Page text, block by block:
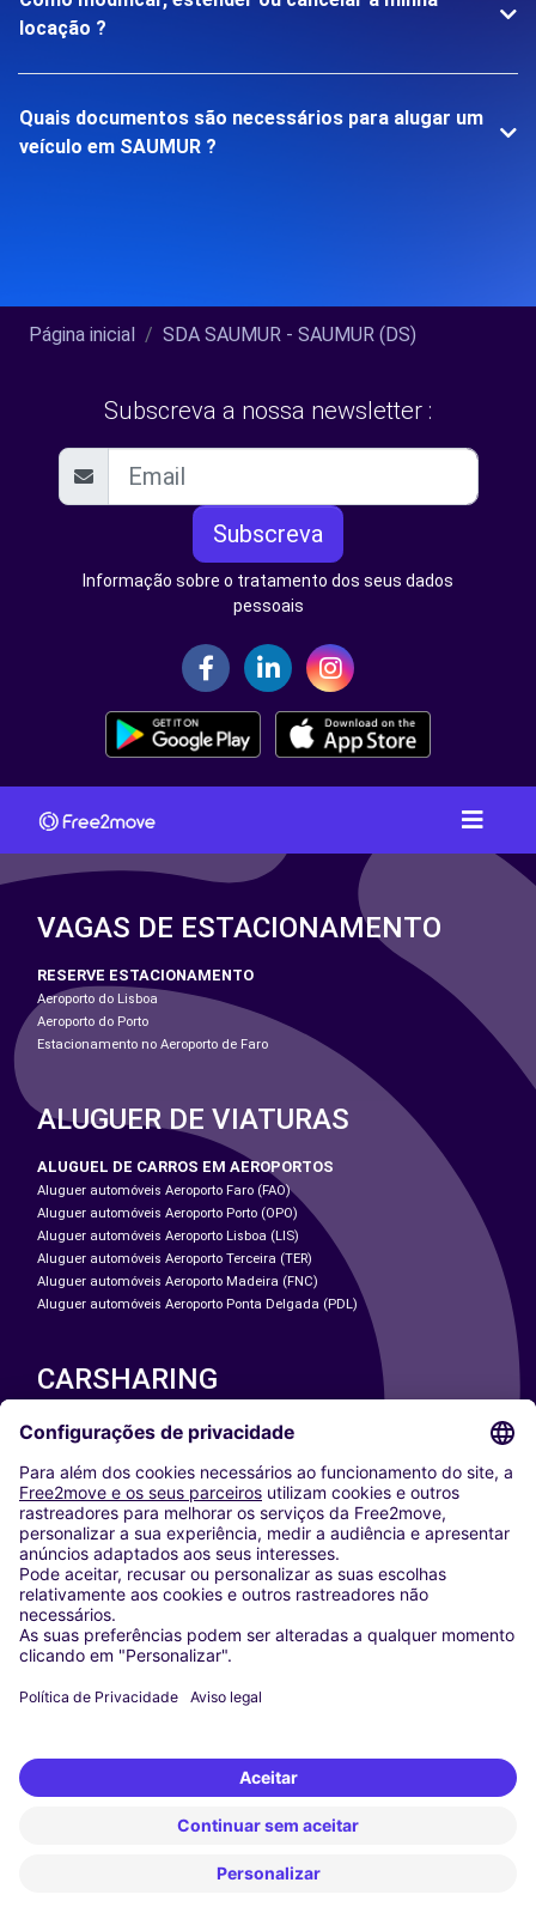
locação ?
Quais documentos são necessários para alugar um
veículo em SAUMUR ?
Página inicial SDA SAUMUR - SAUMUR (DS)
Subscreva a nossa newsletter :
Subscreva
Informação sobre o tratamento dos seus dados
pessoais
VAGAS DE ESTACIONAMENTO
RESERVE ESTACIONAMENTO
Aeroporto do Lisboa
Aeroporto do Porto
Estacionamento no Aeroporto de Faro
ALUGUER DE VIATURAS
ALUGUEL DE CARROS EM AEROPORTOS
Aluguer automóveis Aeroporto Faro (FAO)
Aluguer automóveis Aeroporto Porto (OPO)
Aluguer automóveis Aeroporto Lisboa (LIS)
Aluguer automóveis Aeroporto Terceira (TER)
Aluguer automóveis Aeroporto Madeira (FNC)
Aluguer automóveis Aeroporto Ponta Delgada (PDL)
CARSHARING
NOSSAS CIDADES
Washington DC
Milan
Rome
Turin
Vienna
Berlin
Cologne
Dusseldorf
Frankfurt
Munich